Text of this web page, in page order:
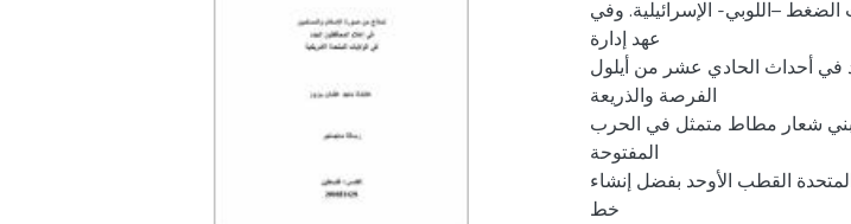
–اللوبي- الإسرائيلية. وفي
عهد إدارة
في أحداث الحادي عشر من أيلول
الفرصة والذريعة
شعار مطاط متمثل في الحرب
المفتوحة
القطب الأوحد بفضل إنشاء
خط